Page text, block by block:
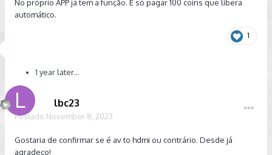
No próprio APP já tem a função. É só pagar 100 coins que libera
automático.
1
1 year later...
lbc23
Postado November 8, 2023
Gostaria de confirmar se é av to hdmi ou contrário. Desde já
agradeço!